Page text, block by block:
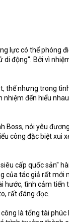
lực có thể phóng
động". Bởi vì
thế nhưng trong
đến hiểu
Boss, nói yêu
công đặc biệt xui
cấp quốc sản"
của tác giả rất mới
hước, tình cảm
rất đáng đọc.
là tổng tài